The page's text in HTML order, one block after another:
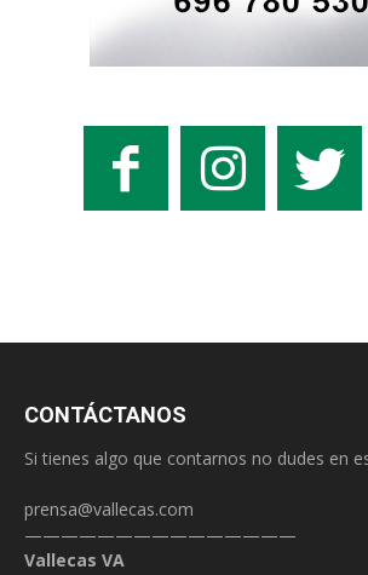
CONTÁCTANOS
Si tienes algo que contarnos no dudes en
prensa@vallecas.com
———————————————
Vallecas VA